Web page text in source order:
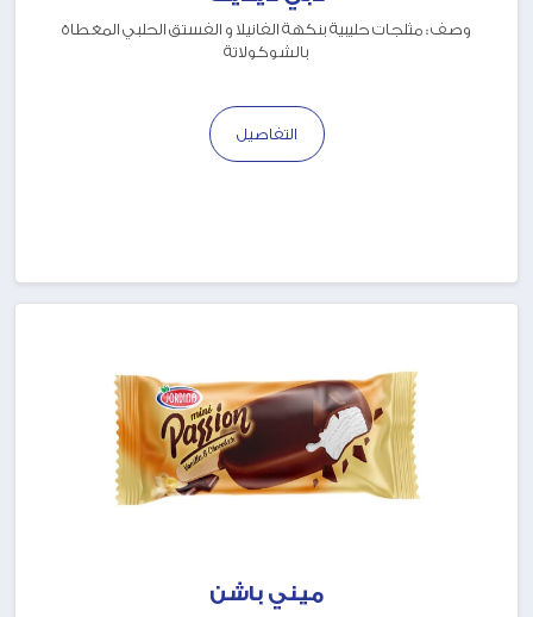
وصف : مثلجات حليبية بنكهة الفانيلا و الفستق الحلبي المغطاة
بالشوكولاتة
التفاصيل
ميني باشن